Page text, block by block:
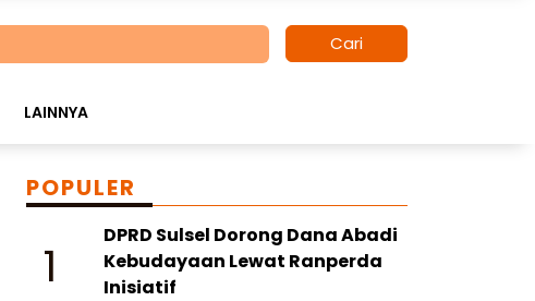
Cari
LAINNYA
POPULER
1
DPRD Sulsel Dorong Dana Abadi
Kebudayaan Lewat Ranperda
Inisiatif